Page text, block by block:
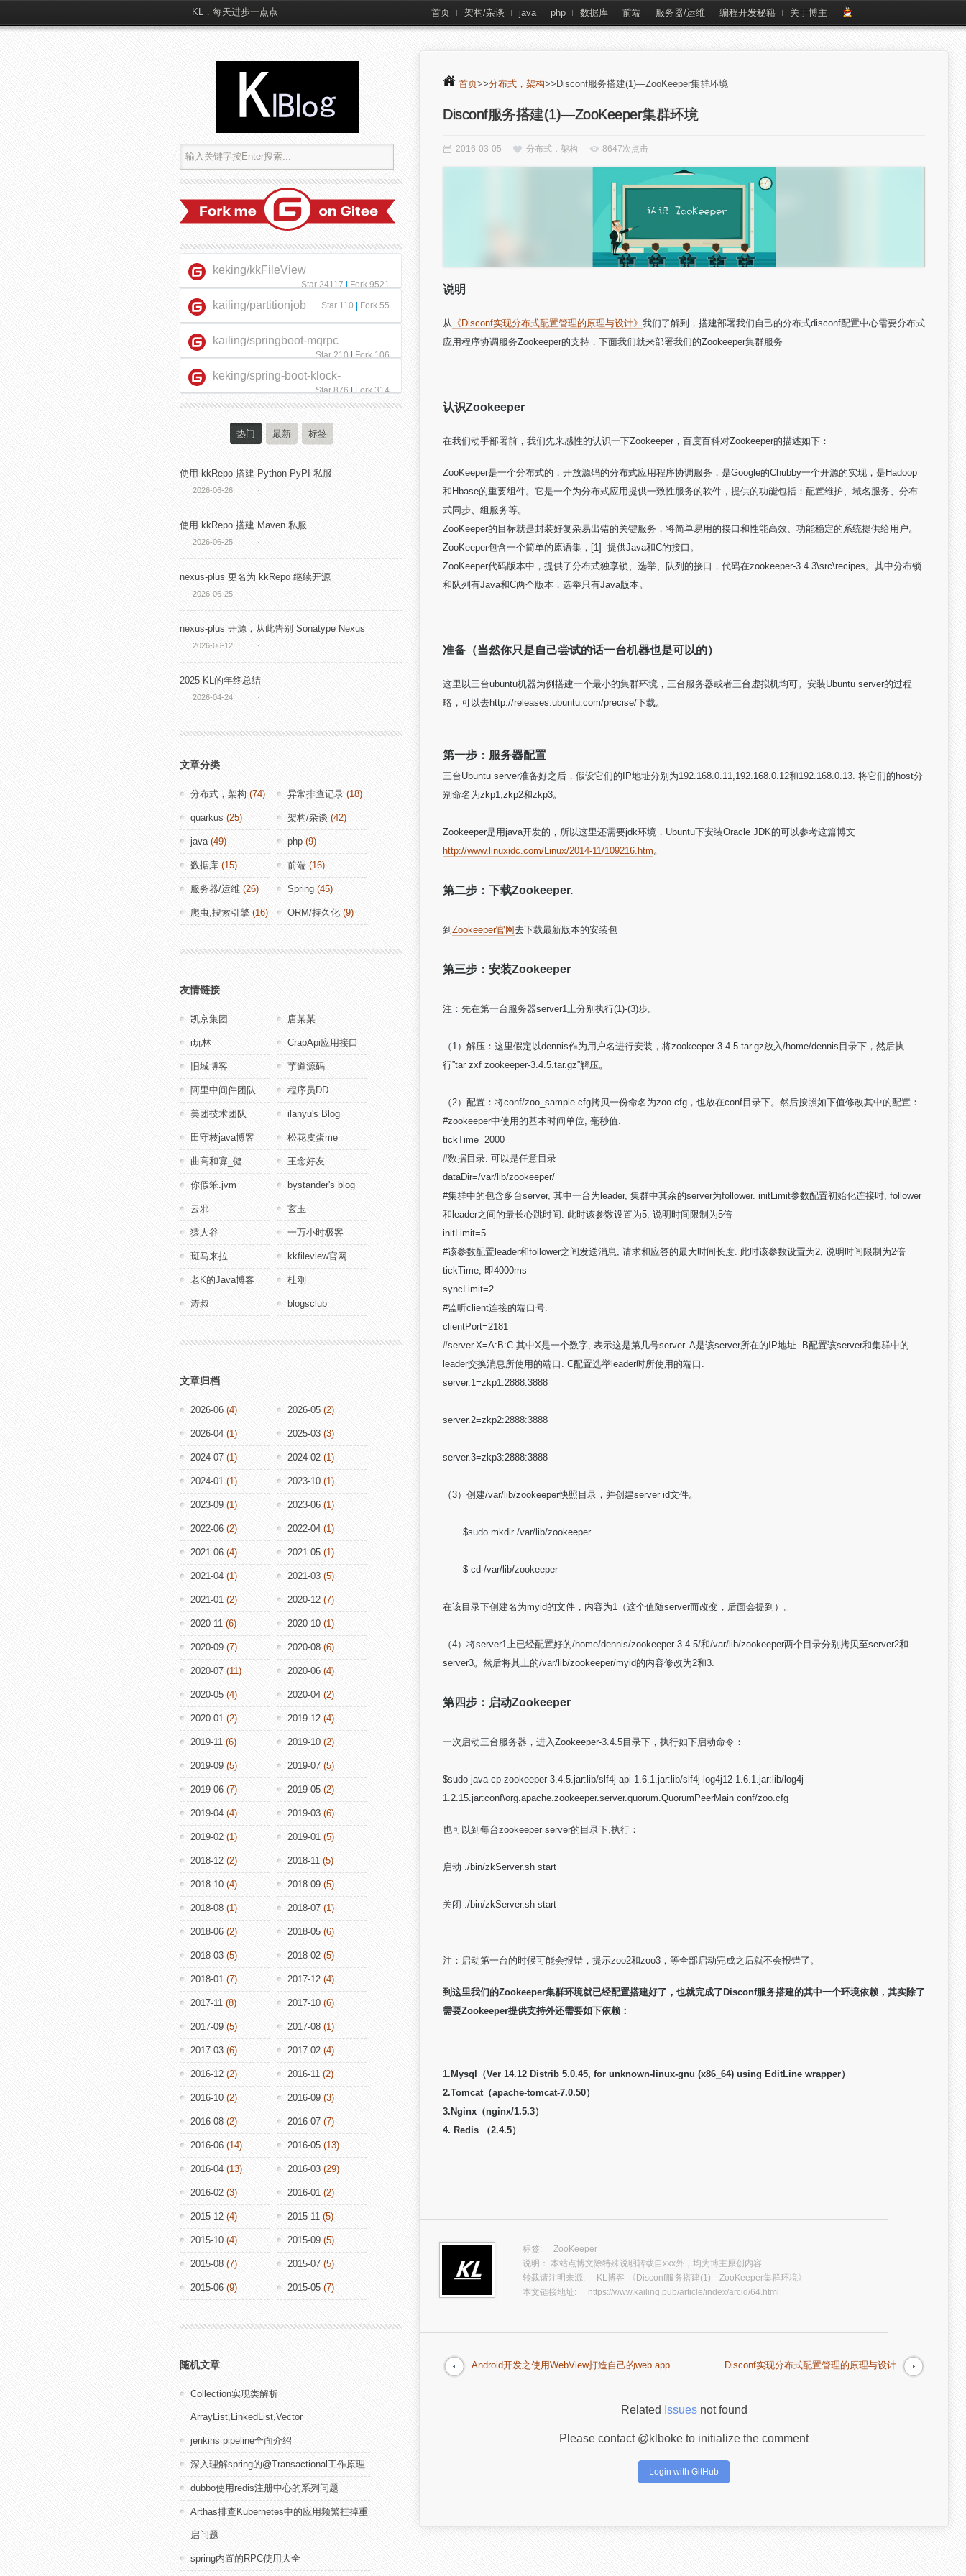
KL，每天进步一点点 首页 架构/杂谈 java php 数据库 前端 服务器/运维 编程开发秘籍 关于博主
首页>>分布式，架构>>Disconf服务搭建(1)—ZooKeeper集群环境
Disconf服务搭建(1)—ZooKeeper集群环境
2016-03-05 分布式，架构 8647次点击
说明
从 《Disconf实现分布式配置管理的原理与设计》 我们了解到，搭建部署我们自己的分布式disconf配置中心需要分布式
应用程序协调服务Zookeeper的支持，下面我们就来部署我们的Zookeeper集群服务
认识Zookeeper
在我们动手部署前，我们先来感性的认识一下Zookeeper，百度百科对Zookeeper的描述如下：
ZooKeeper是一个分布式的，开放源码的分布式应用程序协调服务，是Google的Chubby一个开源的实现，是Hadoop
和Hbase的重要组件。它是一个为分布式应用提供一致性服务的软件，提供的功能包括：配置维护、域名服务、分布
式同步、组服务等。
ZooKeeper的目标就是封装好复杂易出错的关键服务，将简单易用的接口和性能高效、功能稳定的系统提供给用户。
ZooKeeper包含一个简单的原语集，[1] 提供Java和C的接口。
ZooKeeper代码版本中，提供了分布式独享锁、选举、队列的接口，代码在zookeeper-3.4.3\src\recipes。其中分布锁
和队列有Java和C两个版本，选举只有Java版本。
准备（当然你只是自己尝试的话一台机器也是可以的）
这里以三台ubuntu机器为例搭建一个最小的集群环境，三台服务器或者三台虚拟机均可。安装Ubuntu server的过程
略，可以去http://releases.ubuntu.com/precise/下载。
第一步：服务器配置
三台Ubuntu server准备好之后，假设它们的IP地址分别为192.168.0.11,192.168.0.12和192.168.0.13. 将它们的host分
别命名为zkp1,zkp2和zkp3。
Zookeeper是用java开发的，所以这里还需要jdk环境，Ubuntu下安装Oracle JDK的可以参考这篇博文
http://www.linuxidc.com/Linux/2014-11/109216.htm。
第二步：下载Zookeeper.
到 Zookeeper官网去下载最新版本的安装包
第三步：安装Zookeeper
注：先在第一台服务器server1上分别执行(1)-(3)步。
（1）解压：这里假定以dennis作为用户名进行安装，将zookeeper-3.4.5.tar.gz放入/home/dennis目录下，然后执
行”tar zxf zookeeper-3.4.5.tar.gz”解压。
（2）配置：将conf/zoo_sample.cfg拷贝一份命名为zoo.cfg，也放在conf目录下。然后按照如下值修改其中的配置：
#zookeeper中使用的基本时间单位, 毫秒值.
tickTime=2000
#数据目录. 可以是任意目录
dataDir=/var/lib/zookeeper/
#集群中的包含多台server, 其中一台为leader, 集群中其余的server为follower. initLimit参数配置初始化连接时, follower
和leader之间的最长心跳时间. 此时该参数设置为5, 说明时间限制为5倍
initLimit=5
#该参数配置leader和follower之间发送消息, 请求和应答的最大时间长度. 此时该参数设置为2, 说明时间限制为2倍
tickTime, 即4000ms
syncLimit=2
#监听client连接的端口号.
clientPort=2181
#server.X=A:B:C 其中X是一个数字, 表示这是第几号server. A是该server所在的IP地址. B配置该server和集群中的
leader交换消息所使用的端口. C配置选举leader时所使用的端口.
server.1=zkp1:2888:3888
server.2=zkp2:2888:3888
server.3=zkp3:2888:3888
（3）创建/var/lib/zookeeper快照目录，并创建server id文件。
$sudo mkdir /var/lib/zookeeper
$ cd /var/lib/zookeeper
在该目录下创建名为myid的文件，内容为1（这个值随server而改变，后面会提到）。
（4）将server1上已经配置好的/home/dennis/zookeeper-3.4.5/和/var/lib/zookeeper两个目录分别拷贝至server2和
server3。然后将其上的/var/lib/zookeeper/myid的内容修改为2和3.
第四步：启动Zookeeper
一次启动三台服务器，进入Zookeeper-3.4.5目录下，执行如下启动命令：
$sudo java-cp zookeeper-3.4.5.jar:lib/slf4j-api-1.6.1.jar:lib/slf4j-log4j12-1.6.1.jar:lib/log4j-
1.2.15.jar:conf\org.apache.zookeeper.server.quorum.QuorumPeerMain conf/zoo.cfg
也可以到每台zookeeper server的目录下,执行：
启动 ./bin/zkServer.sh start
关闭 ./bin/zkServer.sh start
注：启动第一台的时候可能会报错，提示zoo2和zoo3，等全部启动完成之后就不会报错了。
到这里我们的Zookeeper集群环境就已经配置搭建好了，也就完成了Disconf服务搭建的其中一个环境依赖，其实除了
需要Zookeeper提供支持外还需要如下依赖：
1.Mysql（Ver 14.12 Distrib 5.0.45, for unknown-linux-gnu (x86_64) using EditLine wrapper）
2.Tomcat（apache-tomcat-7.0.50）
3.Nginx（nginx/1.5.3）
4. Redis （2.4.5）
标签:
ZooKeeper
说明： 本站点博文除特殊说明转载自xxx外，均为博主原创内容
转载请注明来源:
KL博客- 《Disconf服务搭建(1)—ZooKeeper集群环境》
本文链接地址:
https://www.kailing.pub/article/index/arcid/64.html
Android开发之使用WebView打造自己的web app Disconf实现分布式配置管理的原理与设计
Related Issuesnot found
Please contact @klboke to initialize the comment
Login with GitHub
keking/kkFileView
Star 24117|Fork 9521
kailing/partitionjob Star 110 Fork 55
kailing/springboot-mqrpc
Star 210|Fork 106
keking/spring-boot-klock-
starter
Star 876|Fork 314
热门 最新 标签
使用 kkRepo 搭建 Python PyPI 私服
2026-06-26 ·
使用 kkRepo 搭建 Maven 私服
2026-06-25 ·
nexus-plus 更名为 kkRepo 继续开源
2026-06-25 ·
nexus-plus 开源，从此告别 Sonatype Nexus
2026-06-12 ·
2025 KL的年终总结
2026-04-24 ·
文章分类
分布式，架构 (74) 异常排查记录 (18)
quarkus (25) 架构/杂谈 (42)
java(49) php (9)
数据库 (15) 前端 (16)
服务器/运维 (26) Spring (45)
爬虫,搜索引擎 (16) ORM/持久化 (9)
友情链接
凯京集团 唐某某
i玩林 CrapApi应用接口
旧城博客 芋道源码
阿里中间件团队 程序员DD
美团技术团队 ilanyu's Blog
田守枝java博客 松花皮蛋me
曲高和寡_健 王念好友
你假笨.jvm bystander's blog
云邪 玄玉
猿人谷 一万小时极客
斑马来拉 kkfileview官网
老K的Java博客 杜刚
涛叔 blogsclub
文章归档
2026-06 (4) 2026-05 (2)
2026-04 (1) 2025-03 (3)
2024-07 (1) 2024-02 (1)
2024-01 (1) 2023-10 (1)
2023-09 (1) 2023-06 (1)
2022-06 (2) 2022-04 (1)
2021-06 (4) 2021-05 (1)
2021-04 (1) 2021-03 (5)
2021-01 (2) 2020-12 (7)
2020-11 (6) 2020-10 (1)
2020-09 (7) 2020-08 (6)
2020-07 (11) 2020-06 (4)
2020-05 (4) 2020-04 (2)
2020-01 (2) 2019-12 (4)
2019-11 (6) 2019-10 (2)
2019-09 (5) 2019-07 (5)
2019-06 (7) 2019-05 (2)
2019-04 (4) 2019-03 (6)
2019-02 (1) 2019-01 (5)
2018-12 (2) 2018-11 (5)
2018-10 (4) 2018-09 (5)
2018-08 (1) 2018-07 (1)
2018-06 (2) 2018-05 (6)
2018-03 (5) 2018-02 (5)
2018-01 (7) 2017-12 (4)
2017-11 (8) 2017-10 (6)
2017-09 (5) 2017-08 (1)
2017-03 (6) 2017-02 (4)
2016-12 (2) 2016-11 (2)
2016-10 (2) 2016-09 (3)
2016-08 (2) 2016-07 (7)
2016-06 (14) 2016-05 (13)
2016-04 (13) 2016-03 (29)
2016-02 (3) 2016-01 (2)
2015-12 (4) 2015-11 (5)
2015-10 (4) 2015-09 (5)
2015-08 (7) 2015-07 (5)
2015-06 (9) 2015-05 (7)
随机文章
Collection实现类解析
ArrayList,LinkedList,Vector
jenkins pipeline全面介绍
深入理解spring的@Transactional工作原理
dubbo使用redis注册中心的系列问题
Arthas排查Kubernetes中的应用频繁挂掉重
启问题
spring内置的RPC使用大全